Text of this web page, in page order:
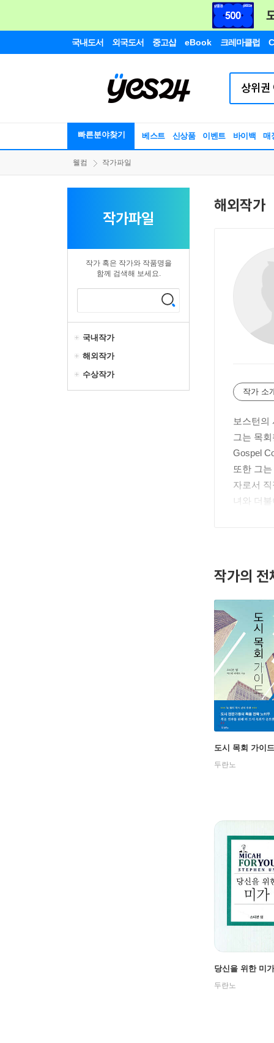
국내도서 외국도서 중고샵 eBook 크레마클럽
빠른분야찾기 베스트 신상품 이벤트 바이백 매
웰컴 작가파일
작가파일
작가 혹은 작가와 작품명을
함께 검색해 보세요.
국내작가
해외작가
수상작가
해외작가
작가 소
보스턴의
그는 목
Gospel
또한 그
자로서
녀와 더
작가의 전
도시 목회 가이드
두란노
당신을 위한 미가
두란노